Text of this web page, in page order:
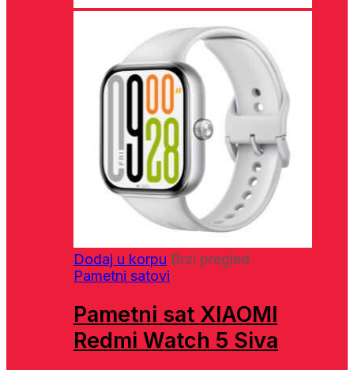
Dodaj u korpu Brzi pregled
Pametni satovi
Pametni sat XIAOMI
Redmi Watch 5 Siva